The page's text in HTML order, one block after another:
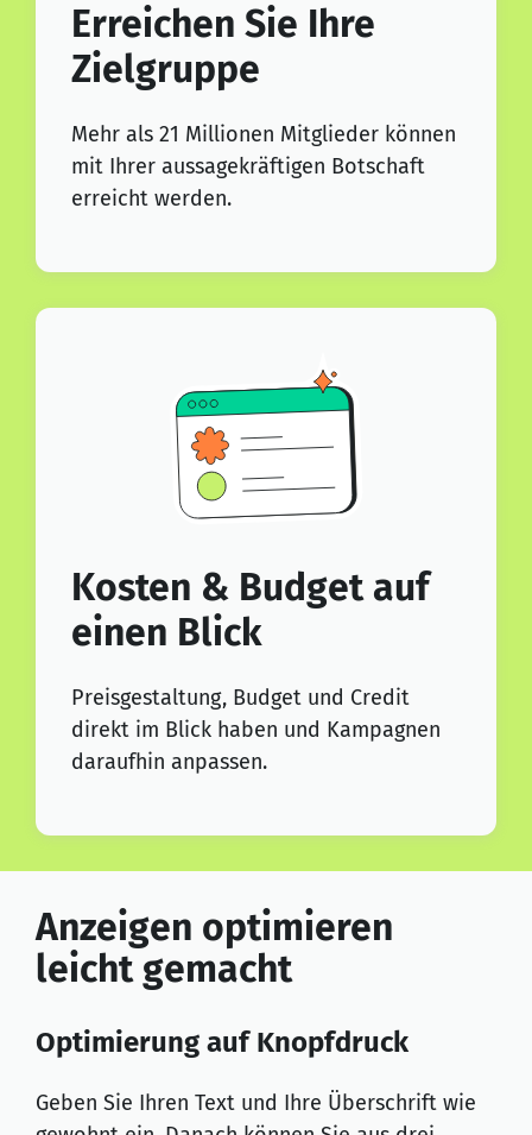
Erreichen Sie Ihre
Zielgruppe
Mehr als 21 Millionen Mitglieder können
mit Ihrer aussagekräftigen Botschaft
erreicht werden.
Kosten & Budget auf
einen Blick
Preisgestaltung, Budget und Credit
direkt im Blick haben und Kampagnen
daraufhin anpassen.
Anzeigen optimieren
leicht gemacht
Optimierung auf Knopfdruck
Geben Sie Ihren Text und Ihre Überschrift wie